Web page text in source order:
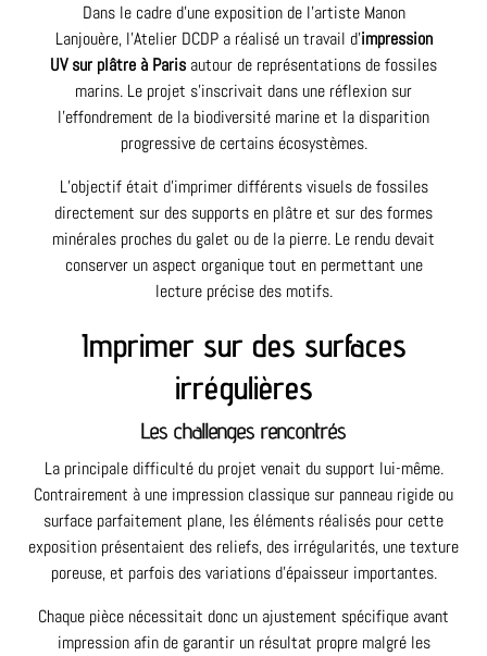
Dans le cadre d’une exposition de l’artiste Manon
Lanjouère, l’Atelier DCDP a réalisé un travail d’impression
UV sur plâtre à Paris autour de représentations de fossiles
marins. Le projet s’inscrivait dans une réflexion sur
l’effondrement de la biodiversité marine et la disparition
progressive de certains écosystèmes.
L’objectif était d’imprimer différents visuels de fossiles
directement sur des supports en plâtre et sur des formes
minérales proches du galet ou de la pierre. Le rendu devait
conserver un aspect organique tout en permettant une
lecture précise des motifs.
Imprimer sur des surfaces
irrégulières
Les challenges rencontrés
La principale difficulté du projet venait du support lui-même.
Contrairement à une impression classique sur panneau rigide ou
surface parfaitement plane, les éléments réalisés pour cette
exposition présentaient des reliefs, des irrégularités, une texture
poreuse, et parfois des variations d’épaisseur importantes.
Chaque pièce nécessitait donc un ajustement spécifique avant
impression afin de garantir un résultat propre malgré les